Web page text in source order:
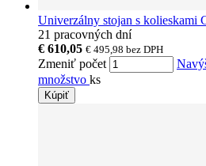
Univerzálny stojan s kolieskami
21 pracovných dní
€ 610,05 € 495,98 bez DPH
Zmeniť počet
množstvo ks
Kúpiť